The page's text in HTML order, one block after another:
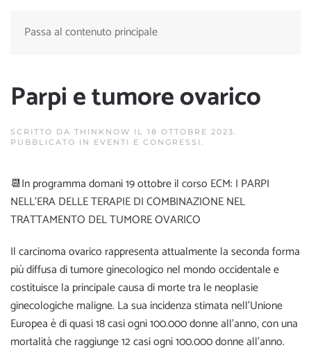
Passa al contenuto principale
Parpi e tumore ovarico
SCRITTO DA THINKNOW IL 18 OTTOBRE 2023.
PUBBLICATO IN EVENTI E CONGRESSI .
📆In programma domani 19 ottobre il corso ECM: I PARPI
NELL’ERA DELLE TERAPIE DI COMBINAZIONE NEL
TRATTAMENTO DEL TUMORE OVARICO
Il carcinoma ovarico rappresenta attualmente la seconda forma
più diffusa di tumore ginecologico nel mondo occidentale e
costituisce la principale causa di morte tra le neoplasie
ginecologiche maligne. La sua incidenza stimata nell’Unione
Europea è di quasi 18 casi ogni 100.000 donne all’anno, con una
mortalità che raggiunge 12 casi ogni 100.000 donne all’anno.